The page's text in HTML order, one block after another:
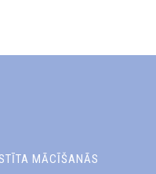
MĀCĪŠANĀS